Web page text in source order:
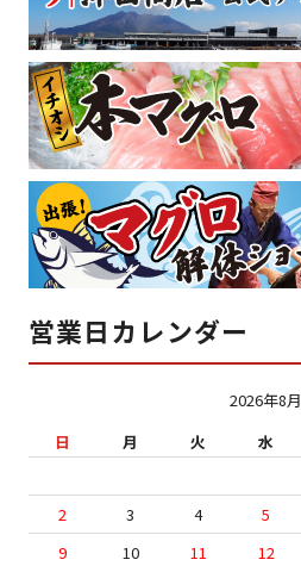
営業日カレンダー
2026年8月
日
月 火 水
2
3 4 5
9
10 11 12